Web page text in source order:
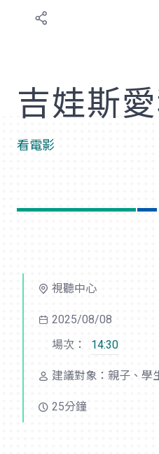
喜
吉娃斯
看電影
視聽中心
2025/08/08
場次：
14:30
建議對象：親子、學
25分鐘